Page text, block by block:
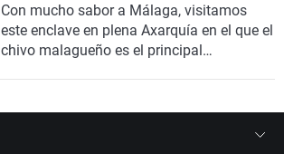
Con mucho sabor a Málaga, visitamos
este enclave en plena Axarquía en el que el
chivo malagueño es el principal